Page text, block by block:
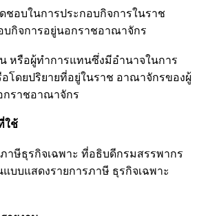
บในการประกอบกิจการในราช
บกิจการอยู่นอกราชอาณาจักร
รือผู้ทำการแทนซึ่งมีอำนาจในการ
โดยปริยายที่อยู่ในราช อาณาจักรของผู้
กราชอาณาจักร
ใช้
ษีธุรกิจเฉพาะ ที่อธิบดีกรมสรรพากร
บบแสดงรายการภาษี ธุรกิจเฉพาะ